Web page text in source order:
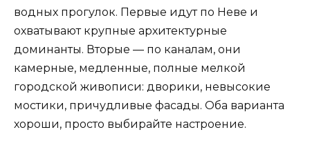
водных прогулок. Первые идут по Неве и
охватывают крупные архитектурные
доминанты. Вторые — по каналам, они
камерные, медленные, полные мелкой
городской живописи: дворики, невысокие
мостики, причудливые фасады. Оба варианта
хороши, просто выбирайте настроение.